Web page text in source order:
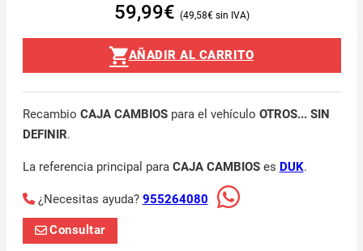
59,99€ 49,58€
AÑADIR AL CARRITO
Recambio CAJA CAMBIOSpara el vehículo OTROS... SIN
DEFINIR.
La referencia principal para CAJA CAMBIOSes DUK.
¿Necesitas ayuda? 955264080
Consultar